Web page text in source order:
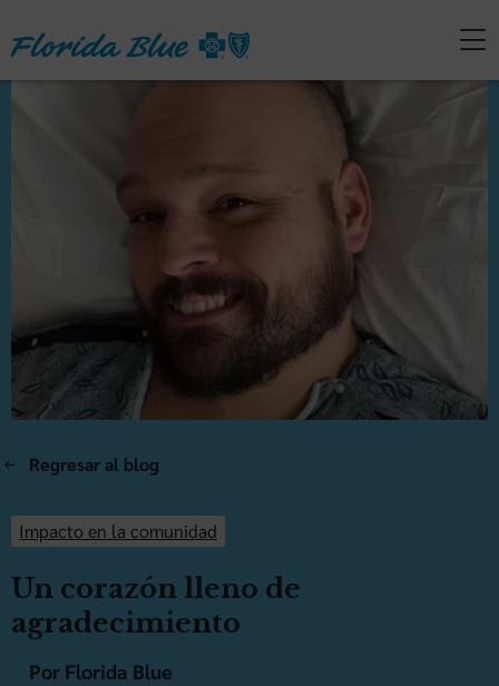
Regresar al blog
Impacto en la comunidad
Un corazón lleno de
agradecimiento
Por Florida Blue